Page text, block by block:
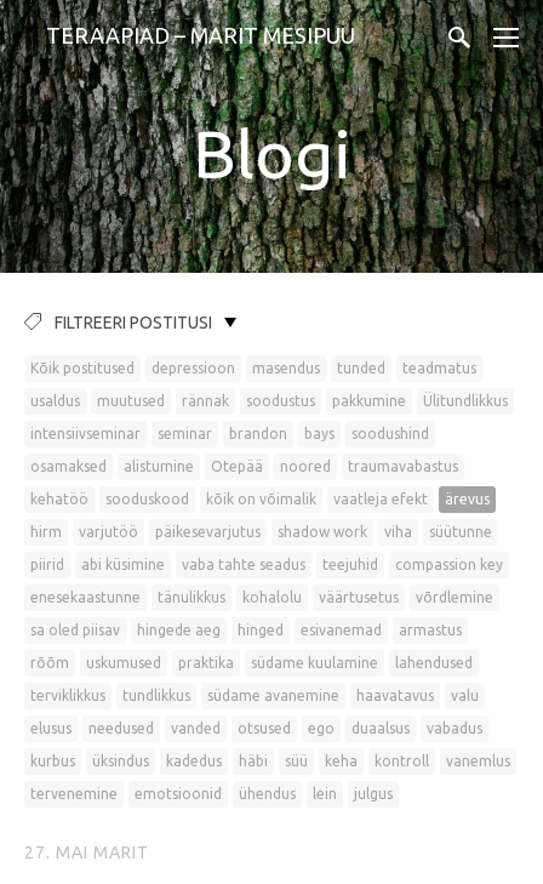
TERAAPIAD – MARIT MESIPUU
Blogi
FILTREERI POSTITUSI
Kõik postitused depressioon masendus tunded teadmatus
usaldus muutused rännak soodustus pakkumine Ülitundlikkus
intensiivseminar seminar brandon bays soodushind
osamaksed alistumine Otepää noored traumavabastus
kehatöö sooduskood kõik on võimalik vaatleja efekt ärevus
hirm varjutöö päikesevarjutus shadow work viha süütunne
piirid abi küsimine vaba tahte seadus teejuhid compassion key
enesekaastunne tänulikkus kohalolu väärtusetus võrdlemine
sa oled piisav hingede aeg hinged esivanemad armastus
rõõm uskumused praktika südame kuulamine lahendused
terviklikkus tundlikkus südame avanemine haavatavus valu
elusus needused vanded otsused ego duaalsus vabadus
kurbus üksindus kadedus häbi süü keha kontroll vanemlus
tervenemine emotsioonid ühendus lein julgus
27. MAI MARIT